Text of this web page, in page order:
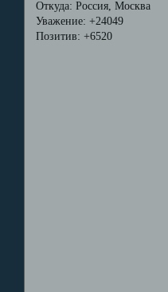
Откуда: Россия, Москва
Уважение: +24049
Позитив: +6520